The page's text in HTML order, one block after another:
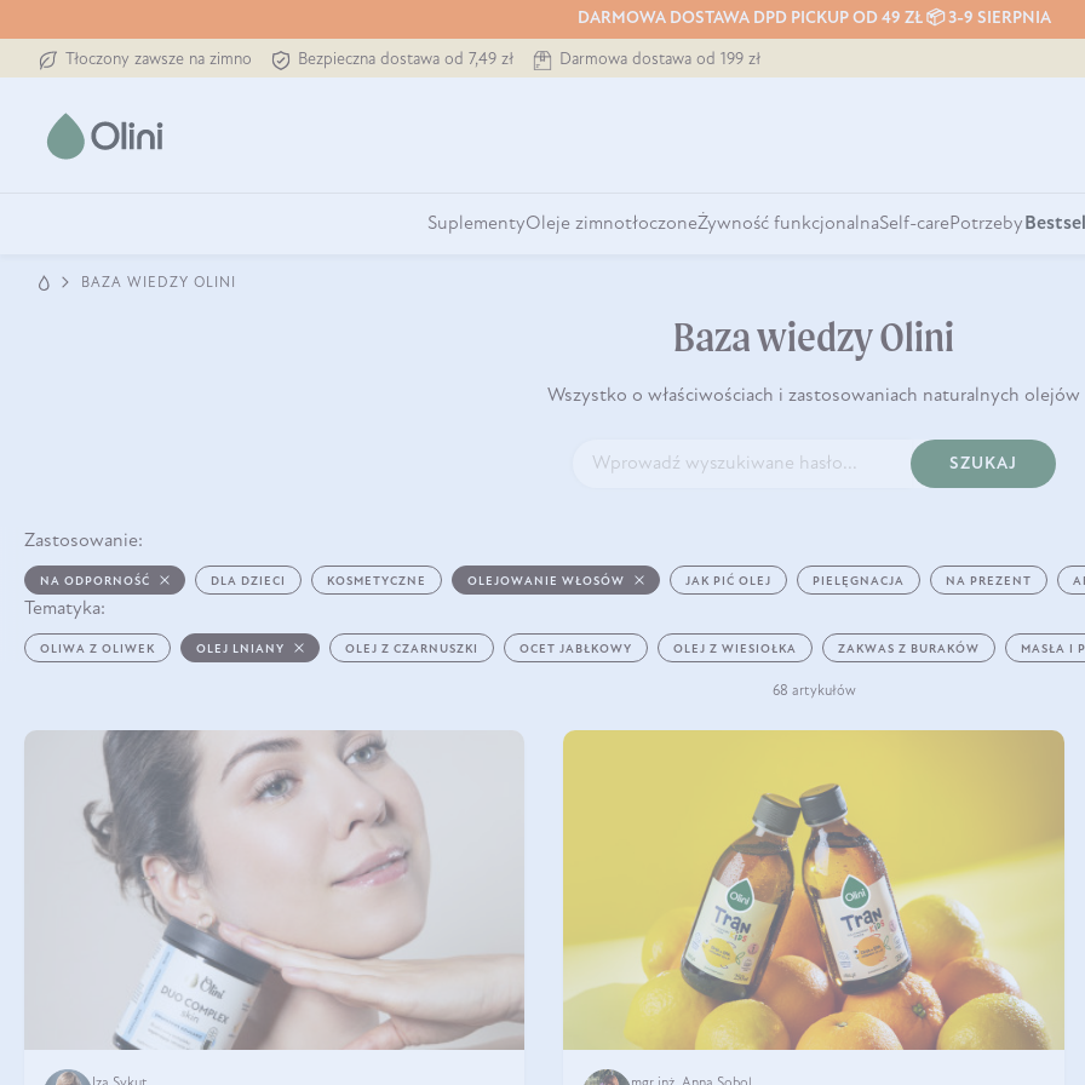
DARMOWA DOSTAWA DPD PICKUP OD 49 ZŁ 📦 3-9 SIERPNIA
Tłoczony zawsze na zimno Bezpieczna dostawa od 7,49 zł Darmowa dostawa od 199 zł
SuplementyOleje zimnotłoczoneŻywność funkcjonalnaSelf-carePotrzeby
BAZA WIEDZY OLINI
Baza wiedzy Olini
Wszystko o właściwościach i zastosowaniach naturalnych olejów
SZUKAJ
Zastosowanie:
NA ODPORNOŚĆ DLA DZIECI KOSMETYCZNE OLEJOWANIE WŁOSÓW JAK PIĆ OLEJ PIELĘGNACJA NA PREZENT
Tematyka:
OLIWA Z OLIWEK OLEJ LNIANY OLEJ Z CZARNUSZKI OCET JABŁKOWY OLEJ Z WIESIOŁKA ZAKWAS Z BURAKÓW MASŁA I
68 artykułów